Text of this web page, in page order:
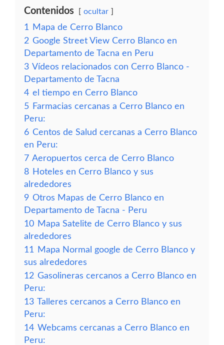
Contenidos ocultar
1
Mapa de Cerro Blanco
2 Google Street View Cerro Blanco en
Departamento de Tacna en Peru
3 Vídeos relacionados con Cerro Blanco -
Departamento de Tacna
4 el tiempo en Cerro Blanco
5 Farmacias cercanas a Cerro Blanco en
Peru:
6 Centos de Salud cercanas a Cerro Blanco
en Peru:
7 Aeropuertos cerca de Cerro Blanco
8 Hoteles en Cerro Blanco y sus
alrededores
9 Otros Mapas de Cerro Blanco en
Departamento de Tacna - Peru
10 Mapa Satelite de Cerro Blanco y sus
alrededores
11
Mapa Normal google de Cerro Blanco y
sus alrededores
12 Gasolineras cercanos a Cerro Blanco en
Peru:
13 Talleres cercanos a Cerro Blanco en
Peru:
14 Webcams cercanas a Cerro Blanco en
Peru: